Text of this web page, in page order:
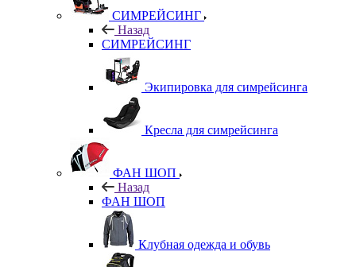
СИМРЕЙСИНГ
Назад
СИМРЕЙСИНГ
Экипировка для симрейсинга
Кресла для симрейсинга
ФАН ШОП
Назад
ФАН ШОП
Клубная одежда и обувь